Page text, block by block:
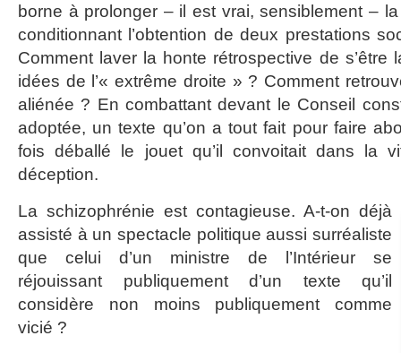
borne à prolonger – il est vrai, sensiblement –
conditionnant l’obtention de deux prestations
Comment laver la honte rétrospective de s’être
idées de l’« extrême droite » ? Comment
aliénée ? En combattant devant le Conseil
adoptée, un texte qu’on a tout fait pour faire
fois déballé le jouet qu’il convoitait dans la
déception.
La schizophrénie est contagieuse. A-t-on déjà
assisté à un spectacle politique aussi surréaliste
que celui d’un ministre de l’Intérieur se
réjouissant publiquement d’un texte qu’il
considère non moins publiquement comme
vicié ?